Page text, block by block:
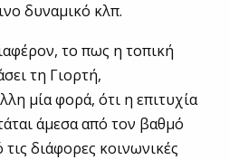
δυναμικό κλπ.
το πως η τοπική
τη Γιορτή,
μία φορά, ότι η επιτυχία
άμεσα από τον βαθμό
διάφορες κοινωνικές